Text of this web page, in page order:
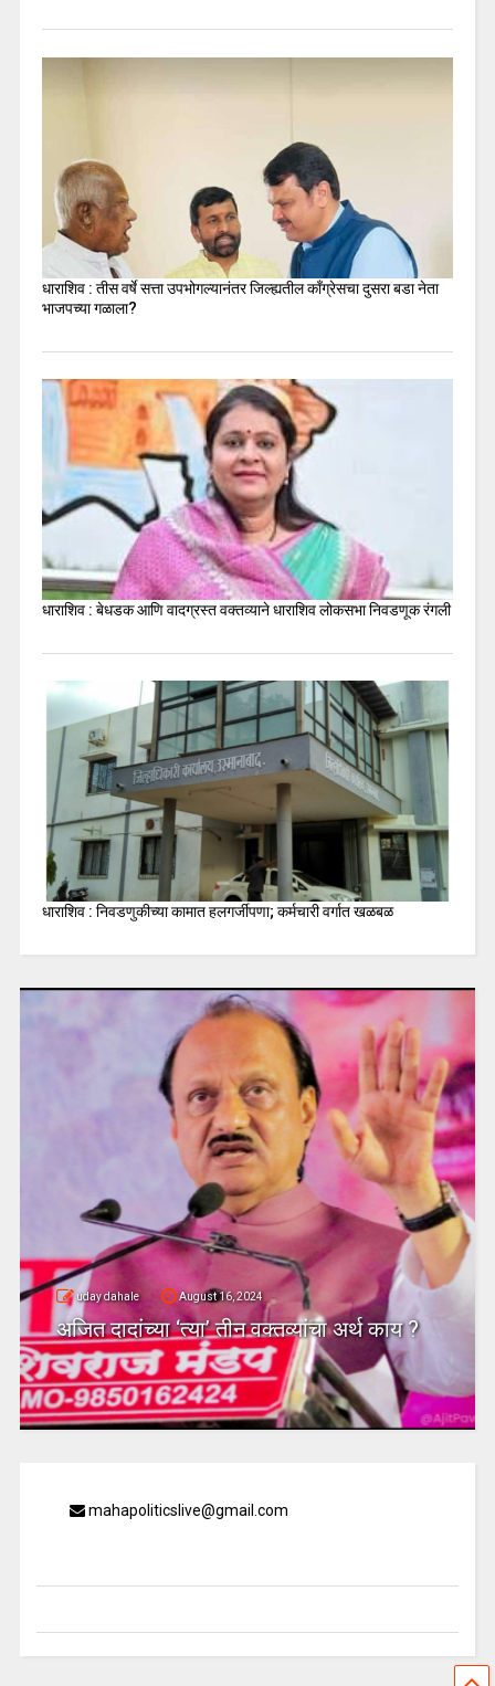
धाराशिव : तीस वर्षे सत्ता उपभोगल्यानंतर जिल्ह्यतील कॉंग्रेसचा दुसरा बडा नेता
भाजपच्या गळाला?
धाराशिव : बेधडक आणि वादग्रस्त वक्तव्याने धाराशिव लोकसभा निवडणूक रंगली
धाराशिव : निवडणुकीच्या कामात हलगर्जीपणा; कर्मचारी वर्गात खळबळ
uday dahale August 16, 2024
अजित दादांच्या ‘त्या’ तीन वक्तव्यांचा अर्थ काय ?
mahapoliticslive@gmail.com